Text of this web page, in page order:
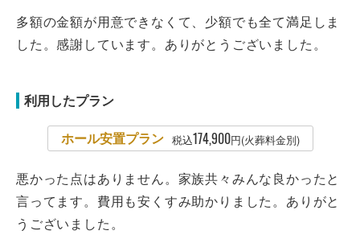
多額の金額が用意できなくて、少額でも全て満足しま
した。感謝しています。ありがとうございました。
利用したプラン
ホール安置プラン 税込174,900円(火葬料金別)
悪かった点はありません。家族共々みんな良かったと
言ってます。費用も安くすみ助かりました。ありがと
うございました。